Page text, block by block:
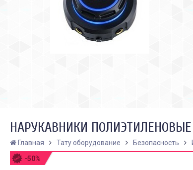
НАРУКАВНИКИ
Главная Тату оборудование Безопасность
-50%